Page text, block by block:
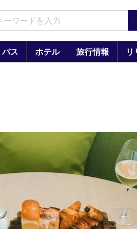
バス ホテル 旅行情報 リ